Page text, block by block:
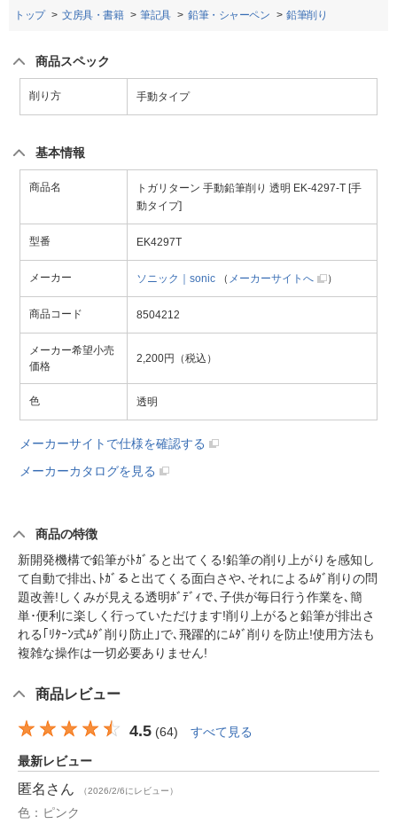
トップ 文房具・書籍 筆記具 鉛筆・シャーペン 鉛筆削り
商品スペック
削り方 手動タイプ
基本情報
商品名
トガリターン 手動鉛筆削り 透明 EK-4297-T [手
動タイプ]
型番 EK4297T
メーカー ソニック｜sonic （ メーカーサイトへ ）
商品コード 8504212
メーカー希望小売
価格
2,200円（税込）
色 透明
メーカーサイトで仕様を確認する
メーカーカタログを見る
商品の特徴
新開発機構で鉛筆がﾄｶﾞると出てくる!鉛筆の削り上がりを感知し
て自動で排出､ﾄｶﾞると出てくる面白さや､それによるﾑﾀﾞ削りの問
題改善!しくみが見える透明ﾎﾞﾃﾞｨで､子供が毎日行う作業を､簡
単･便利に楽しく行っていただけます!削り上がると鉛筆が排出さ
れる｢ﾘﾀｰﾝ式ﾑﾀﾞ削り防止｣で､飛躍的にﾑﾀﾞ削りを防止!使用方法も
複雑な操作は一切必要ありません!
商品レビュー
4.5 (64) すべて見る
最新レビュー
匿名 さん （2026/2/6にレビュー）
色：ピンク